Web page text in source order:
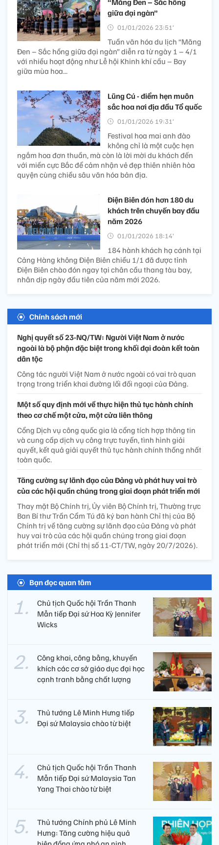
giữa đại ngàn”
01/01/2026 23:51’
Tuần văn hóa du lịch “Măng
Đen – Sắc hồng giữa đại ngàn” diễn ra từ ngày 1 – 4/1
với nhiều hoạt động như Lễ hội Khinh khí cầu – Bay
giữa mùa hoa...
Lũng Cú - điểm hẹn muôn
sắc hoa nơi địa đầu Tổ quốc
01/01/2026 19:31’
Festival hoa mai anh đào
không chỉ là một cuộc hẹn
ngắm hoa đơn thuần, mà còn là lời mời du khách đến
với miền cực Bắc để cảm nhận vẻ đẹp thiên nhiên hòa
quyện cùng chiều sâu văn hóa bản địa.
Điện Biên đón hơn 180 du
khách trên chuyến bay đầu
năm 2026
01/01/2026 18:14’
184 hành khách hạ cánh tại
Cảng Hàng không Điện Biên chiều 1/1 đã được tỉnh
Điện Biên chào đón ngay tại chân cầu thang tàu bay,
nhân dịp ngày đầu tiên của năm mới 2026.
Chính sách mới
Nghị quyết số 23-NQ/TW: Người Việt Nam ở nước
ngoài là bộ phận đặc biệt trong khối đại đoàn kết toàn
dân tộc
Công tác người Việt Nam ở nước ngoài có vai trò quan
trọng trong triển khai đường lối đối ngoại của Đảng.
Một số quy định mới về thực hiện thủ tục hành chính
theo cơ chế một cửa, một cửa liên thông
Cổng Dịch vụ công quốc gia là cổng tích hợp thông tin
và cung cấp dịch vụ công trực tuyến, tình hình giải
quyết, kết quả giải quyết thủ tục hành chính thống nhất
toàn quốc.
Tăng cường sự lãnh đạo của Đảng và phát huy vai trò
của các hội quần chúng trong giai đoạn phát triển mới
Thay mặt Bộ Chính trị, Ủy viên Bộ Chính trị, Thường trực
Ban Bí thư Trần Cẩm Tú đã ký ban hành Chỉ thị của Bộ
Chính trị về tăng cường sự lãnh đạo của Đảng và phát
huy vai trò của các hội quần chúng trong giai đoạn
phát triển mới (Chỉ thị số 11-CT/TW, ngày 20/7/2026).
Bạn đọc quan tâm
Chủ tịch Quốc hội Trần Thanh
Mẫn tiếp Đại sứ Hoa Kỳ Jennifer
Wicks
Công khai, công bằng, khuyến
khích các cơ sở giáo dục đại học
cạnh tranh bằng chất lượng​
Thủ tướng Lê Minh Hưng tiếp
Đại sứ Malaysia chào từ biệt
Chủ tịch Quốc hội Trần Thanh
Mẫn tiếp Đại sứ Malaysia Tan
Yang Thai chào từ biệt
Thủ tướng Chính phủ Lê Minh
Hưng: Tăng cường hiệu quả